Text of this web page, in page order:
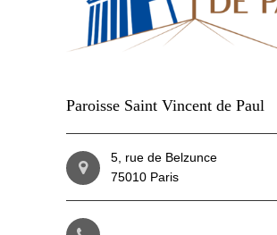
Paroisse Saint Vincent de Paul
5, rue de Belzunce
75010 Paris